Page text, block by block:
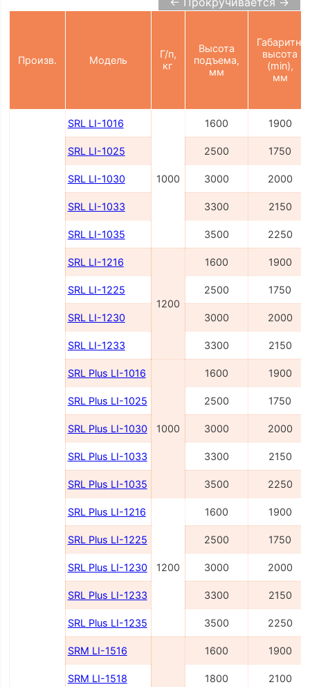
Произв. Модель
Г/п,
кг
Высота
подъема,
мм
Габаритн.
высота
(min),
мм
SRL LI-1016
1000
1600 1900
SRL LI-1025 2500 1750
SRL LI-1030 3000 2000
SRL LI-1033 3300 2150
SRL LI-1035 3500 2250
SRL LI-1216
1200
1600 1900
SRL LI-1225 2500 1750
SRL LI-1230 3000 2000
SRL LI-1233 3300 2150
SRL Plus LI-1016
1000
1600 1900
SRL Plus LI-1025 2500 1750
SRL Plus LI-1030 3000 2000
SRL Plus LI-1033 3300 2150
SRL Plus LI-1035 3500 2250
SRL Plus LI-1216
1200
1600 1900
SRL Plus LI-1225 2500 1750
SRL Plus LI-1230 3000 2000
SRL Plus LI-1233 3300 2150
SRL Plus LI-1235 3500 2250
SRM LI-1516 1600 1900
SRM LI-1518 1800 2100